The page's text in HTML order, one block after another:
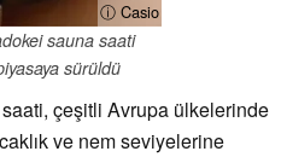
ⓘ Casio
sauna saati
sürüldü
çeşitli Avrupa ülkelerinde
ve nem seviyelerine